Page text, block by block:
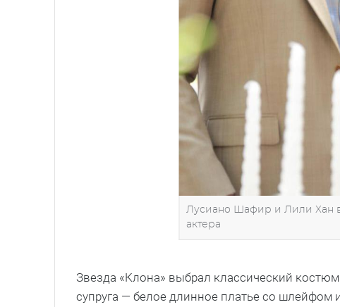
Лусиано Шафир и Лили Хан
актера
Звезда «Клона» выбрал классический
супруга — белое длинное платье со шлейфом